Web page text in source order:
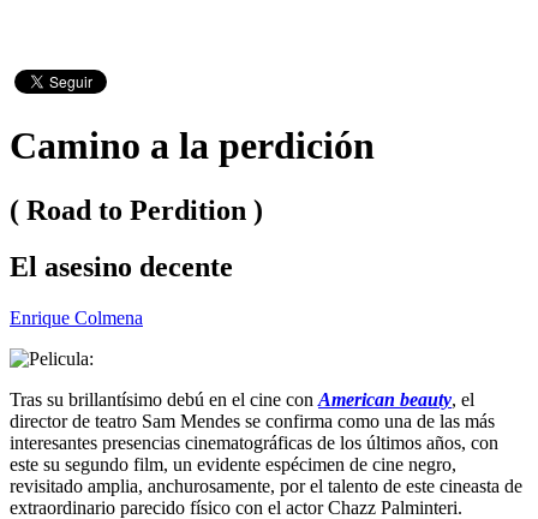
Camino a la perdición
( Road to Perdition )
El asesino decente
Enrique Colmena
Tras su brillantísimo debú en el cine con American beauty, el
director de teatro Sam Mendes se confirma como una de las más
interesantes presencias cinematográficas de los últimos años, con
este su segundo film, un evidente espécimen de cine negro,
revisitado amplia, anchurosamente, por el talento de este cineasta de
extraordinario parecido físico con el actor Chazz Palminteri.